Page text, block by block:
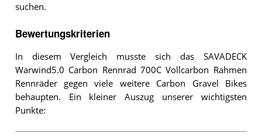
suchen.
Bewertungskriterien
In diesem Vergleich musste sich das SAVADECK
Warwind5.0 Carbon Rennrad 700C Vollcarbon Rahmen
Rennräder gegen viele weitere Carbon Gravel Bikes
behaupten. Ein kleiner Auszug unserer wichtigsten
Punkte: